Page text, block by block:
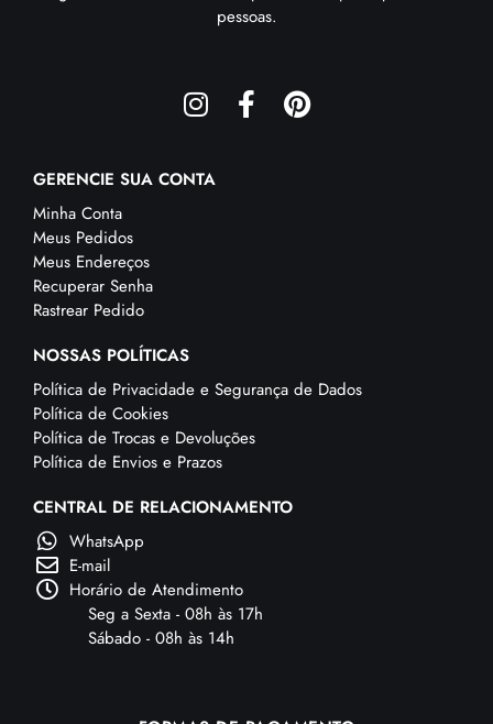
pessoas.
GERENCIE SUA CONTA
Minha Conta
Meus Pedidos
Meus Endereços
Recuperar Senha
Rastrear Pedido
NOSSAS POLÍTICAS
Política de Privacidade e Segurança de Dados
Política de Cookies
Política de Trocas e Devoluções
Política de Envios e Prazos
CENTRAL DE RELACIONAMENTO
WhatsApp
E-mail
Horário de Atendimento
Seg a Sexta - 08h às 17h
Sábado - 08h às 14h